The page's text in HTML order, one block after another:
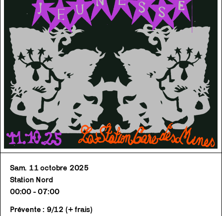
Sam. 11 octobre 2025
Station Nord
00:00 - 07:00
Prévente : 9/12 (+ frais)